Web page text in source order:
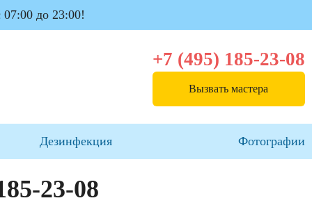
07:00 до 23:00!
+7 (495) 185-23-08
Вызвать мастера
Дезинфекция Фотографии
23-08